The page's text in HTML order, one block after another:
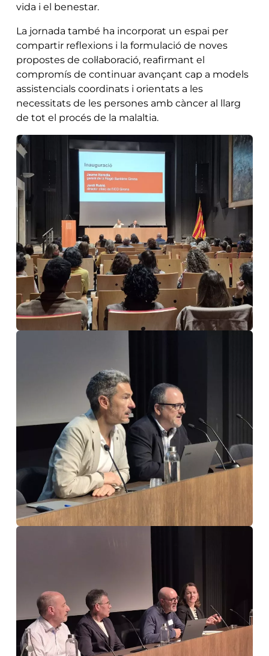
vida i el benestar.
La jornada també ha incorporat un espai per
compartir reflexions i la formulació de noves
propostes de col·laboració, reafirmant el
compromís de continuar avançant cap a models
assistencials coordinats i orientats a les
necessitats de les persones amb càncer al llarg
de tot el procés de la malaltia.